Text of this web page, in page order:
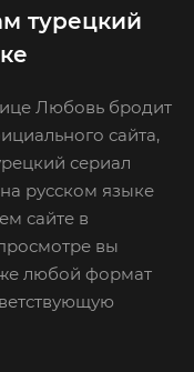
турецкий
Любовь бродит
сайта,
сериал
русском языке
сайте в
вы
любой формат